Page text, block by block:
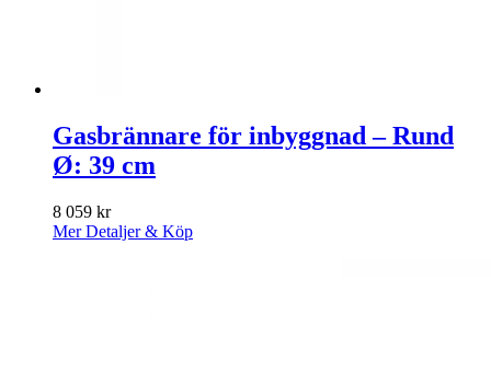
Gasbrännare för inbyggnad – Rund
Ø: 39 cm
8 059 kr
Mer Detaljer & Köp